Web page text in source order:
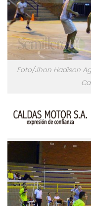
Foto/Jhon Hadison